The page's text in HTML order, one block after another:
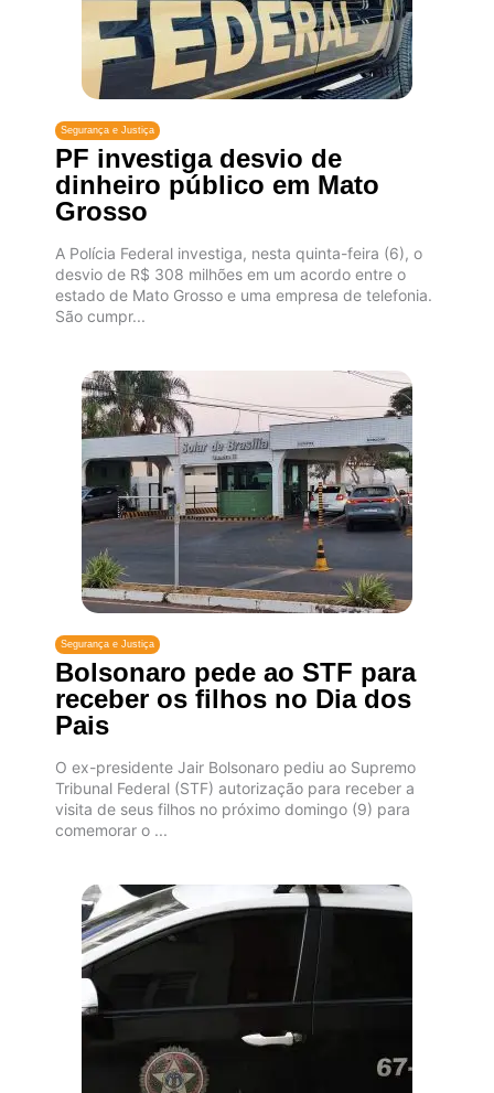
Segurança e Justiça
PF investiga desvio de
dinheiro público em Mato
Grosso
A Polícia Federal investiga, nesta quinta-feira (6), o
desvio de R$ 308 milhões em um acordo entre o
estado de Mato Grosso e uma empresa de telefonia.
São cumpr...
Segurança e Justiça
Bolsonaro pede ao STF para
receber os filhos no Dia dos
Pais
O ex-presidente Jair Bolsonaro pediu ao Supremo
Tribunal Federal (STF) autorização para receber a
visita de seus filhos no próximo domingo (9) para
comemorar o ...